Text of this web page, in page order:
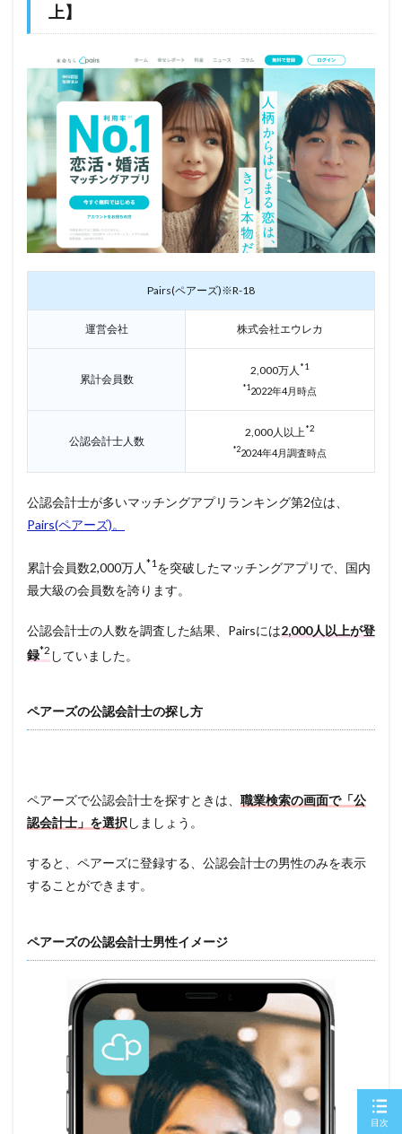
上】
Pairs(ペアーズ)※R-18
運営会社 株式会社エウレカ
累計会員数
2,000万人 *1
*12022年4月時点
公認会計士人数
2,000人以上*2
*22024年4月調査時点
公認会計士が多いマッチングアプリランキング第2位は、
Pairs(ペアーズ)。
累計会員数2,000万人 *1 を突破したマッチングアプリで、国内
最大級の会員数を誇ります。
公認会計士の人数を調査した結果、Pairsには2,000人以上が登
録*2 していました。
ペアーズの公認会計士の探し方
ペアーズで公認会計士を探すときは、 職業検索の画面で「公
認会計士」を選択 しましょう。
すると、ペアーズに登録する、公認会計士の男性のみを表示
することができます。
ペアーズの公認会計士男性イメージ
目次